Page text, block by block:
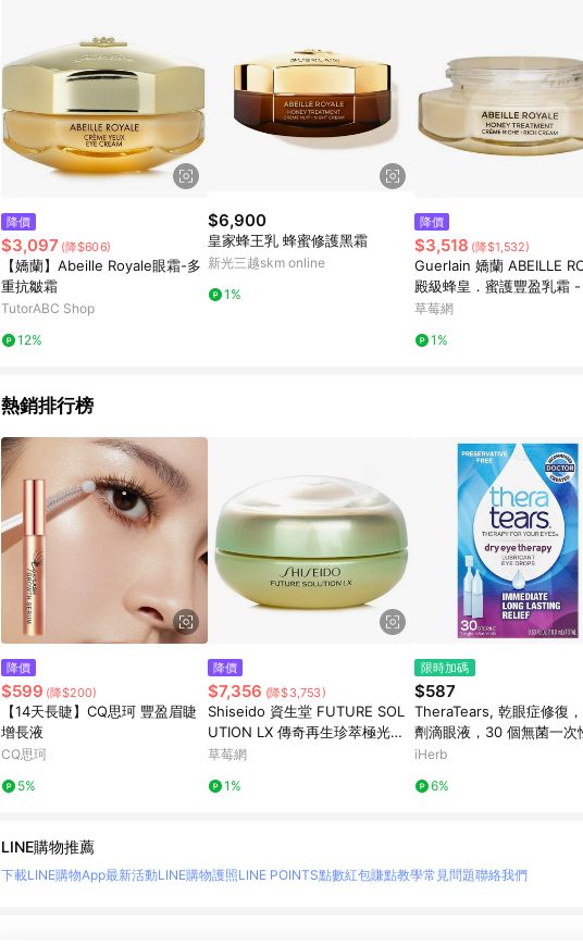
贈點回饋。 10. 部分點數紅包僅限指定商品使用，或不適用於無回饋商品。各點數紅包之適用
紅包頁面規則為準。
降價
$3,097 (降$606)
【嬌蘭】Abeille Royale眼霜-多
重抗皺霜
TutorABC Shop
12%
$6,900
皇家蜂王乳 蜂蜜修護黑霜
新光三越skm online
1%
降價
$3,518 (降$1,532)
Guerlain 嬌蘭 ABEILLE
殿級蜂皇．蜜護豐盈乳霜 -
裝 50ml-保濕及護理
草莓網
1%
熱銷排行榜
降價
$599 (降$200)
【14天長睫】CQ思珂 豐盈眉睫
增長液
CQ思珂
5%
降價
$7,356 (降$3,753)
Shiseido 資生堂 FUTURE SOL
UTION LX 傳奇再生珍萃極光眼
霜 N/A-眼唇護理
草莓網
1%
限時加碼
$587
TheraTears, 乾眼症修復
劑滴眼液，30 個無菌一次
iHerb
6%
LINE購物推薦
下載LINE購物App最新活動LINE購物護照LINE POINTS點數紅包賺點教學常見問題聯絡我們